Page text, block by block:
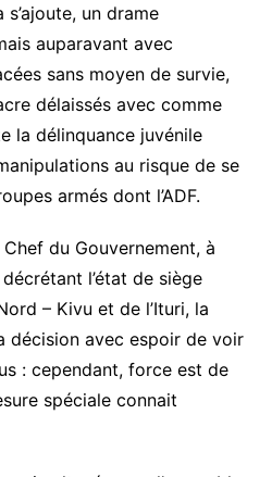
s’ajoute, un drame
auparavant avec
sans moyen de survie,
délaissés avec comme
la délinquance juvénile
au risque de se
armés dont l’ADF.
du Gouvernement, à
l’état de siège
– Kivu et de l’Ituri, la
décision avec espoir de voir
: cependant, force est de
spéciale connait